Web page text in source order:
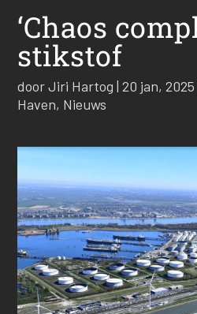
‘Chaos
stikstof
doorJiri Hartog |20 jan, 2025
Haven, Nieuws